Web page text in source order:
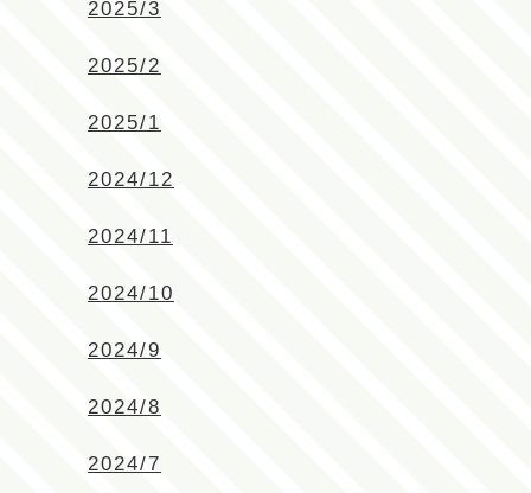
2025/3
2025/2
2025/1
2024/12
2024/11
2024/10
2024/9
2024/8
2024/7